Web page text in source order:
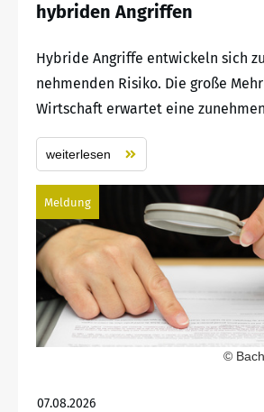
hybriden Angriffen
Hybride Angriffe entwickeln sich
nehmenden Risiko. Die große
Wirtschaft erwartet eine
weiterlesen
Meldung
©
07.08.2026